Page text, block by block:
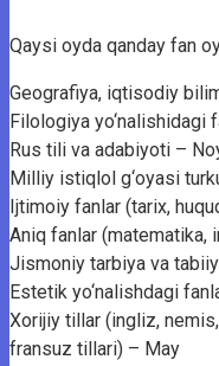
Qaysi oyda qanday fan
Geografiya, iqtisodiy
Filologiya yo‘nalishidagi
Rus tili va adabiyoti –
Milliy istiqlol g‘oyasi
Ijtimoiy fanlar (tarix,
Aniq fanlar (matematika,
Jismoniy tarbiya va
Estetik yo‘nalishdagi
Xorijiy tillar (ingliz, nemis,
fransuz tillari) – May